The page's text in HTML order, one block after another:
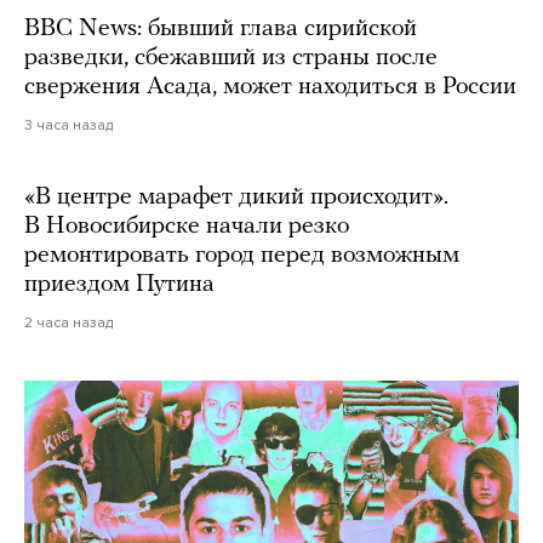
BBC News: бывший глава сирийской
разведки, сбежавший из страны после
свержения Асада, может находиться в России
3 часа назад
«В центре марафет дикий происходит».
В Новосибирске начали резко
ремонтировать город перед возможным
приездом Путина
2 часа назад